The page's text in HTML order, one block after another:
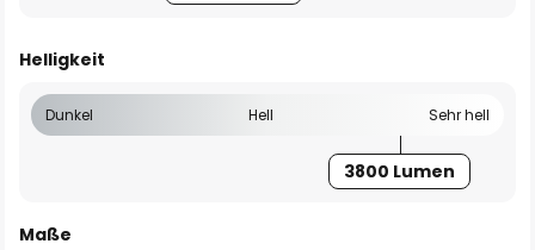
Helligkeit
Dunkel Hell Sehr hell
3800 Lumen
Maße